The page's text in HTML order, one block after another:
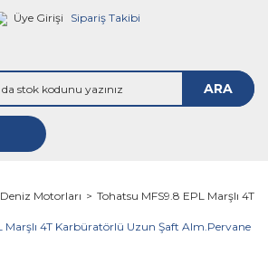
Üye Girişi Sipariş Takibi
ARA
Deniz Motorları Tohatsu MFS9.8 EPL Marşlı